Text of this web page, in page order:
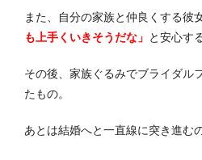
また、自分の家族と仲良くする彼
も上手くいきそうだな」 と安心す
その後、家族ぐるみでブライダル
たもの。
あとは結婚へと一直線に突き進む